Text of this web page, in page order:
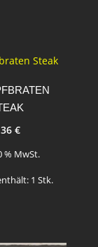
€
% MwSt.
1 Stk.